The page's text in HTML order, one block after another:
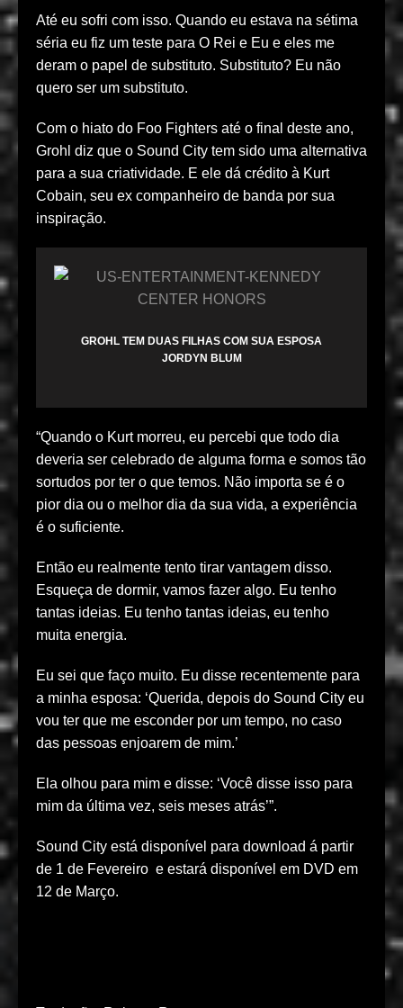
Até eu sofri com isso. Quando eu estava na sétima
séria eu fiz um teste para O Rei e Eu e eles me
deram o papel de substituto. Substituto? Eu não
quero ser um substituto.
Com o hiato do Foo Fighters até o final deste ano,
Grohl diz que o Sound City tem sido uma alternativa
para a sua criatividade. E ele dá crédito à Kurt
Cobain, seu ex companheiro de banda por sua
inspiração.
GROHL TEM DUAS FILHAS COM SUA ESPOSA
JORDYN BLUM
“Quando o Kurt morreu, eu percebi que todo dia
deveria ser celebrado de alguma forma e somos tão
sortudos por ter o que temos. Não importa se é o
pior dia ou o melhor dia da sua vida, a experiência
é o suficiente.
Então eu realmente tento tirar vantagem disso.
Esqueça de dormir, vamos fazer algo. Eu tenho
tantas ideias. Eu tenho tantas ideias, eu tenho
muita energia.
Eu sei que faço muito. Eu disse recentemente para
a minha esposa: ‘Querida, depois do Sound City eu
vou ter que me esconder por um tempo, no caso
das pessoas enjoarem de mim.’
Ela olhou para mim e disse: ‘Você disse isso para
mim da última vez, seis meses atrás’”.
Sound City está disponível para download á partir
de 1 de Fevereiro e estará disponível em DVD em
12 de Março.